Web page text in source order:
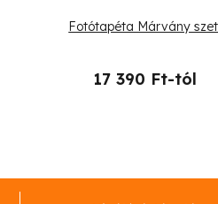
Fotótapéta Márvány
17 390 Ft-tól